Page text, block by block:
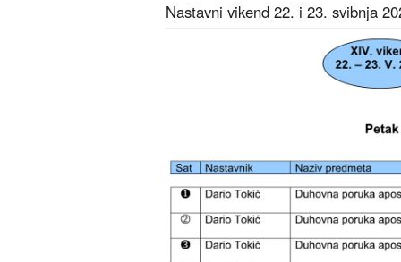
Nastavni vikend 22. i 23. svibnja